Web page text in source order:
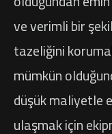
ve verimli bir
tazeliğini
mümkün
düşük maliyetle
ulaşmak için